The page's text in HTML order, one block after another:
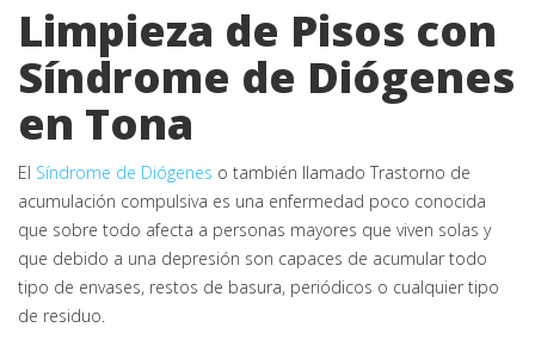
Limpieza de Pisos con
Síndrome de Diógenes
en Tona
El Síndrome de Diógenes o también llamado Trastorno de
acumulación compulsiva es una enfermedad poco conocida
que sobre todo afecta a personas mayores que viven solas y
que debido a una depresión son capaces de acumular todo
tipo de envases, restos de basura, periódicos o cualquier tipo
de residuo.